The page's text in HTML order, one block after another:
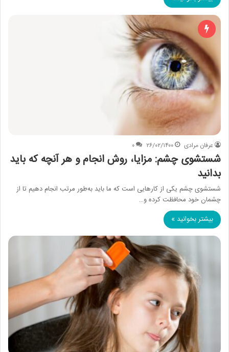
عرفان مرادی ۲۶/۰۲/۱۴۰۰ ۰
شستشوی چشم: مزایا، روش انجام و هر آنچه که باید
بدانید
شستشوی چشم یکی از کارهایی است که ما باید به‌طور مرتب انجام دهیم تا از
چشمان خود محافظت کرده و…
بیشتر بخوانید »